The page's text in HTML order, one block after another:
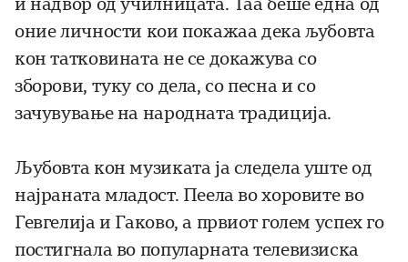
и надвор од училницата. Таа беше една од
оние личности кои покажаа дека љубовта
кон татковината не се докажува со
зборови, туку со дела, со песна и со
зачувување на народната традиција.
Љубовта кон музиката ја следела уште од
најраната младост. Пеела во хоровите во
Гевгелија и Гаково, а првиот голем успех го
постигнала во популарната телевизиска